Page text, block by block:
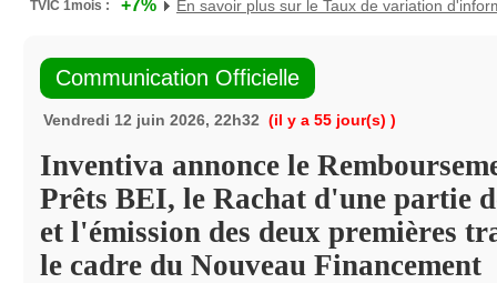
TVIC 1mois :
+7% En savoir plus sur le Taux de variation
Communication Officielle
Vendredi 12 juin 2026, 22h32 (il y a 55 jour(s) )
Inventiva annonce le
Prêts BEI, le Rachat d'une partie
et l'émission des deux premières
le cadre du Nouveau Financement